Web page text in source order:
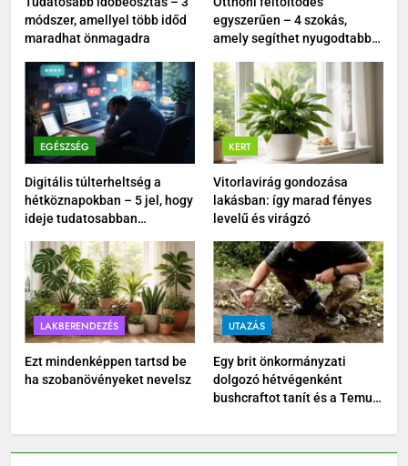
módszer, amellyel több időd
maradhat önmagadra
egyszerűen – 4 szokás,
amely segíthet nyugodtabbá
EGÉSZSÉG
Digitális túlterheltség a
hétköznapokban – 5 jel, hogy
ideje tudatosabban
KERT
Vitorlavirág gondozása
lakásban: így marad fényes
levelű és virágzó
LAKBERENDEZÉS
Ezt mindenképpen tartsd be
ha szobanövényeket nevelsz
UTAZÁS
Egy brit önkormányzati
dolgozó hétvégenként
bushcraftot tanít és a Temu